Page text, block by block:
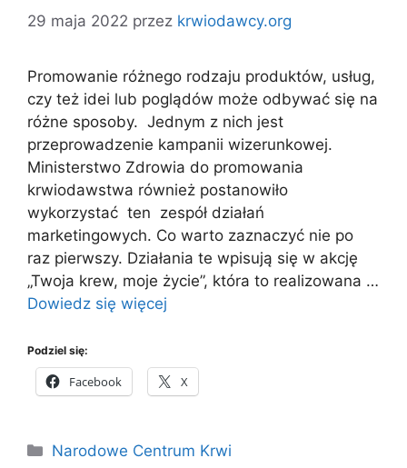
29 maja 2022 przez krwiodawcy.org
Promowanie różnego rodzaju produktów, usług,
czy też idei lub poglądów może odbywać się na
różne sposoby. Jednym z nich jest
przeprowadzenie kampanii wizerunkowej.
Ministerstwo Zdrowia do promowania
krwiodawstwa również postanowiło
wykorzystać ten zespół działań
marketingowych. Co warto zaznaczyć nie po
raz pierwszy. Działania te wpisują się w akcję
„Twoja krew, moje życie”, która to realizowana …
Dowiedz się więcej
Podziel się:
Facebook X
Kategorie
Narodowe Centrum Krwi